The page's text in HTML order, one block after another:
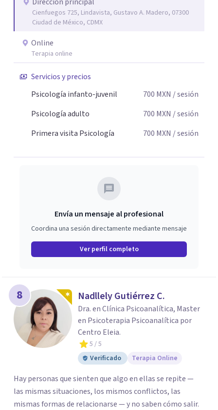
Cienfuegos 725, Lindavista, Gustavo A. Madero, 07300
Ciudad de México, CDMX
Online
Terapia online
Servicios y precios
Psicología infanto-juvenil
700 MXN / sesión
Psicología adulto
700 MXN / sesión
Primera visita Psicología
700 MXN / sesión
Envía un mensaje al profesional
Coordina una sesión directamente mediante mensaje
Ver perfil completo
8 Nadllely Gutiérrez C.
Dra. en Clínica Psicoanalítica, Master
en Psicoterapia Psicoanalítica por
Centro Eleia.
5 / 5
Verificado
Terapia Online
Hay personas que sienten que algo en ellas se repite —
las mismas situaciones, los mismos conflictos, las
mismas formas de relacionarse — y no saben cómo salir.